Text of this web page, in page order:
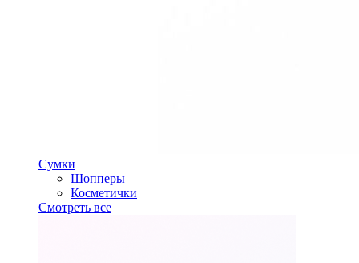
Сумки
Шопперы
Косметички
Смотреть все